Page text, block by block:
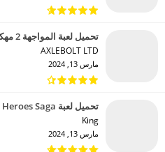
تحميل لعبة المواجهة 2 مهكرة للاندرويد 2024
AXLEBOLT LTD‏
مارس 13, 2024
تحميل لعبة Farm Heroes Saga مهكرة للاندرويد 2024
King‏
مارس 13, 2024